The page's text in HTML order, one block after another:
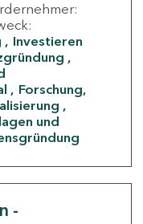
Investieren
Forschung,
und
-